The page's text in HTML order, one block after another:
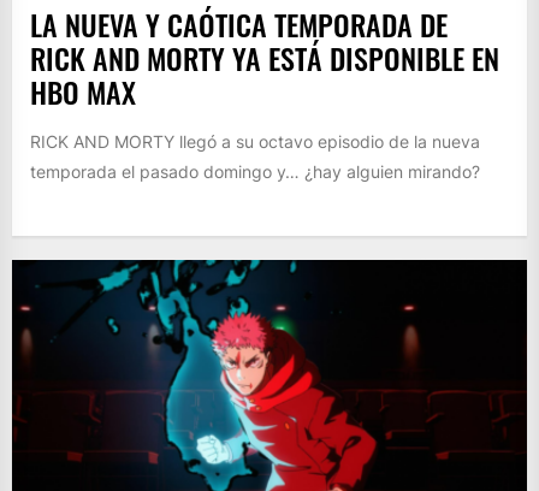
LA NUEVA Y CAÓTICA TEMPORADA DE
RICK AND MORTY YA ESTÁ DISPONIBLE EN
HBO MAX
RICK AND MORTY llegó a su octavo episodio de la nueva
temporada el pasado domingo y… ¿hay alguien mirando?